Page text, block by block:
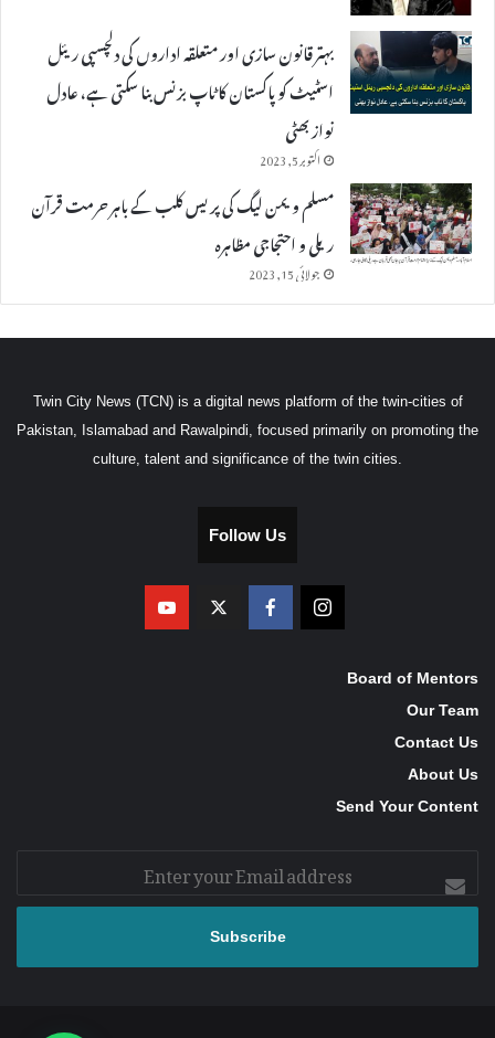
بہتر قانون سازی اور متعلقہ اداروں کی دلچسپی ریئل
اسٹیٹ کو پاکستان کا ٹاپ بزنس بنا سکتی ہے، عادل
نواز بھٹی
اکتوبر 5, 2023
مسلم ویمن لیگ کی پریس کلب کے باہر حرمت قرآن
ریلی و احتجاجی مظاہرہ
جولائی 15, 2023
Twin City News (TCN) is a digital news platform of the twin-cities of
Pakistan, Islamabad and Rawalpindi, focused primarily on promoting the
culture, talent and significance of the twin cities.
Follow Us
Board of Mentors
Our Team
Contact Us
About Us
Send Your Content
your
address